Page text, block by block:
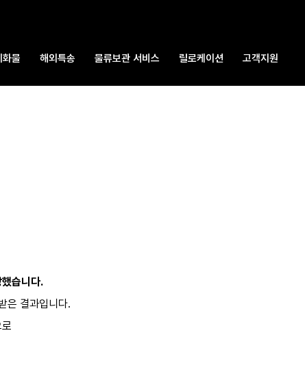
화물 해외특송 물류보관 서비스 릴로케이션 고객지원
했습니다.
은 결과입니다.